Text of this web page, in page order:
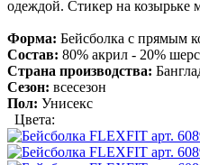
одеждой. Стикер на козырьке
Форма: Бейсболка с прямым
Состав: 80% акрил - 20%
Страна производства:
Сезон: всесезон
Пол: Унисекс
Цвета: